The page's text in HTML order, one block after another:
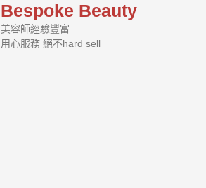
Bespoke Beauty
美容師經驗豐富
用心服務 絕不hard sell